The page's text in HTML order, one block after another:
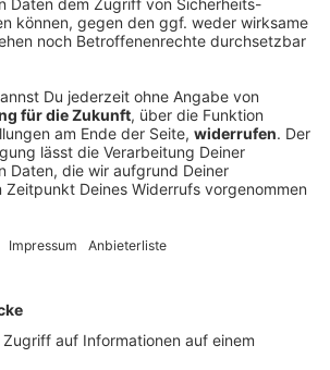
in diesen Tagen die
Waldbränden ausrücken. In
zu Bayern kämpfen die
ARTIKEL